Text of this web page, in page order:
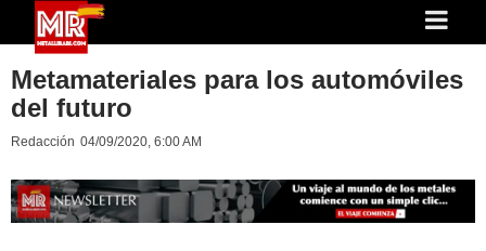
Metamateriales para los automóviles
del futuro
Redacción 04/09/2020, 6:00 AM